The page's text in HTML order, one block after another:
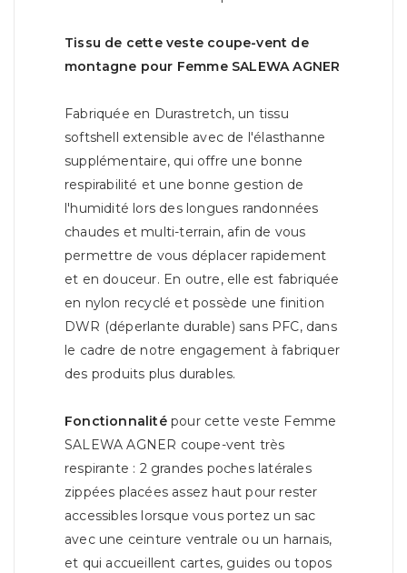
Tissu de cette veste coupe-vent de
montagne pour Femme SALEWA AGNER
Fabriquée en Durastretch, un tissu
softshell extensible avec de l'élasthanne
supplémentaire, qui offre une bonne
respirabilité et une bonne gestion de
l'humidité lors des longues randonnées
chaudes et multi-terrain, afin de vous
permettre de vous déplacer rapidement
et en douceur. En outre, elle est fabriquée
en nylon recyclé et possède une finition
DWR (déperlante durable) sans PFC, dans
le cadre de notre engagement à fabriquer
des produits plus durables.
Fonctionnalitépour cette veste Femme
SALEWA AGNER coupe-vent très
respirante : 2 grandes poches latérales
zippées placées assez haut pour rester
accessibles lorsque vous portez un sac
avec une ceinture ventrale ou un harnais,
et qui accueillent cartes, guides ou topos